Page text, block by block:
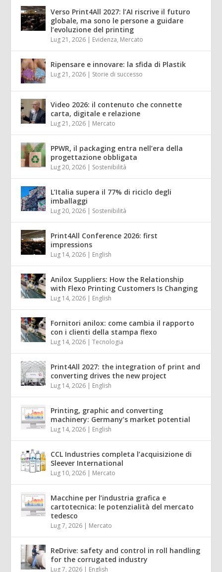
Verso Print4All 2027: l’AI riscrive il futuro
globale, ma sono le persone a guidare
l’evoluzione del printing
Lug 21, 2026 | Evidenza, Mercato
Ripensare e innovare: la sfida di Plastik
Lug 21, 2026 | Storie di successo
Video 2026: il contenuto che connette
carta, digitale e relazione
Lug 21, 2026 | Mercato
PPWR, il packaging entra nell’era della
progettazione obbligata
Lug 20, 2026 | Sostenibilità
L’Italia supera il 77% di riciclo degli
imballaggi
Lug 20, 2026 | Sostenibilità
Print4All Conference 2026: first
impressions
Lug 14, 2026 | English
Anilox Suppliers: How the Relationship
with Flexo Printing Customers Is Changing
Lug 14, 2026 | English
Fornitori anilox: come cambia il rapporto
con i clienti della stampa flexo
Lug 14, 2026 |Tecnologia
Print4All 2027: the integration of print and
converting drives the new project
Lug 14, 2026 | English
Printing, graphic and converting
machinery: Germany’s market potential
Lug 14, 2026 | English
CCL Industries completa l’acquisizione di
Sleever International
Lug 10, 2026 | Mercato
Macchine per l’industria grafica e
cartotecnica: le potenzialità del mercato
tedesco
Lug 7, 2026 | Mercato
ReDrive: safety and control in roll handling
for the corrugated industry
Lug 7, 2026 | English